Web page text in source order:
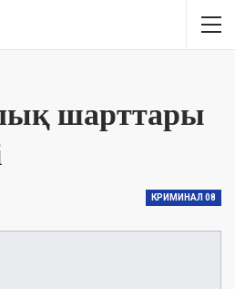
шарттары
КРИМИНАЛ 08